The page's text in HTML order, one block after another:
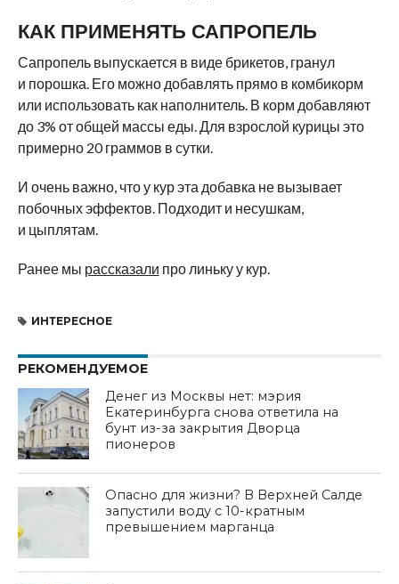
КАК ПРИМЕНЯТЬ САПРОПЕЛЬ
Сапропель выпускается в виде брикетов, гранул
и порошка. Его можно добавлять прямо в комбикорм
или использовать как наполнитель. В корм добавляют
до 3% от общей массы еды. Для взрослой курицы это
примерно 20 граммов в сутки.
И очень важно, что у кур эта добавка не вызывает
побочных эффектов. Подходит и несушкам,
и цыплятам.
Ранее мы рассказали про линьку у кур.
ИНТЕРЕСНОЕ
РЕКОМЕНДУЕМОЕ
Денег из Москвы нет: мэрия
Екатеринбурга снова ответила на
бунт из-за закрытия Дворца
пионеров
Опасно для жизни? В Верхней Салде
запустили воду с 10-кратным
превышением марганца